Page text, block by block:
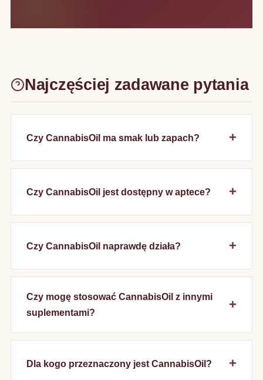
Najczęściej zadawane pytania
Czy CannabisOil ma smak lub zapach?
Czy CannabisOil jest dostępny w aptece?
Czy CannabisOil naprawdę działa?
Czy mogę stosować CannabisOil z innymi
suplementami?
Dla kogo przeznaczony jest CannabisOil?